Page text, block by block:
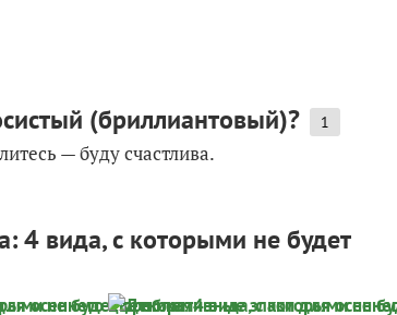
(бриллиантовый)? 1
— буду счастлива.
4 вида, с которыми не будет